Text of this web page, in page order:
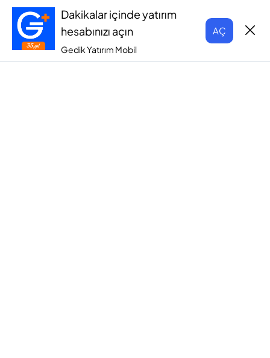
Dakikalar içinde yatırım
hesabınızı açın
Gedik Yatırım Mobil
AÇ